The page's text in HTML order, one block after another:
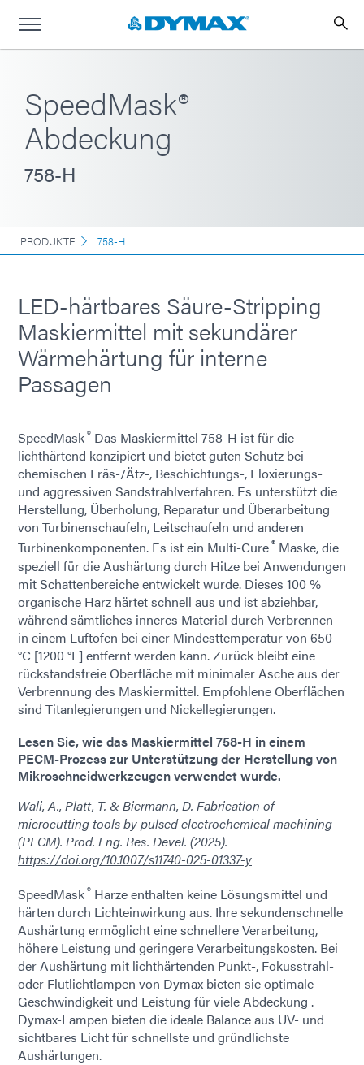
SpeedMask®
Abdeckung
758-H
PRODUKTE 758-H
LED-härtbares Säure-Stripping
Maskiermittel mit sekundärer
Wärmehärtung für interne
Passagen
SpeedMask® Das Maskiermittel 758-H ist für die
lichthärtend konzipiert und bietet guten Schutz bei
chemischen Fräs-/Ätz-, Beschichtungs-, Eloxierungs-
und aggressiven Sandstrahlverfahren. Es unterstützt die
Herstellung, Überholung, Reparatur und Überarbeitung
von Turbinenschaufeln, Leitschaufeln und anderen
Turbinenkomponenten. Es ist ein Multi-Cure® Maske, die
speziell für die Aushärtung durch Hitze bei Anwendungen
mit Schattenbereiche entwickelt wurde. Dieses 100 %
organische Harz härtet schnell aus und ist abziehbar,
während sämtliches inneres Material durch Verbrennen
in einem Luftofen bei einer Mindesttemperatur von 650
°C [1200 °F] entfernt werden kann. Zurück bleibt eine
rückstandsfreie Oberfläche mit minimaler Asche aus der
Verbrennung des Maskiermittel. Empfohlene Oberflächen
sind Titanlegierungen und Nickellegierungen.
Lesen Sie, wie das Maskiermittel 758-H in einem
PECM-Prozess zur Unterstützung der Herstellung von
Mikroschneidwerkzeugen verwendet wurde.
Wali, A., Platt, T. & Biermann, D. Fabrication of
microcutting tools by pulsed electrochemical machining
(PECM). Prod. Eng. Res. Devel. (2025).
https://doi.org/10.1007/s11740-025-01337-y
SpeedMask® Harze enthalten keine Lösungsmittel und
härten durch Lichteinwirkung aus. Ihre sekundenschnelle
Aushärtung ermöglicht eine schnellere Verarbeitung,
höhere Leistung und geringere Verarbeitungskosten. Bei
der Aushärtung mit lichthärtenden Punkt-, Fokusstrahl-
oder Flutlichtlampen von Dymax bieten sie optimale
Geschwindigkeit und Leistung für viele Abdeckung .
Dymax-Lampen bieten die ideale Balance aus UV- und
sichtbares Licht für schnellste und gründlichste
Aushärtungen.